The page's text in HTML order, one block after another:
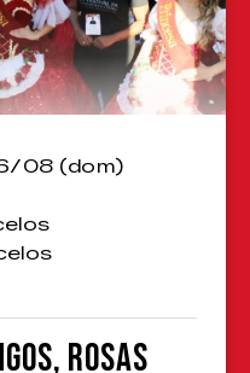
08 (dom)
Rosas